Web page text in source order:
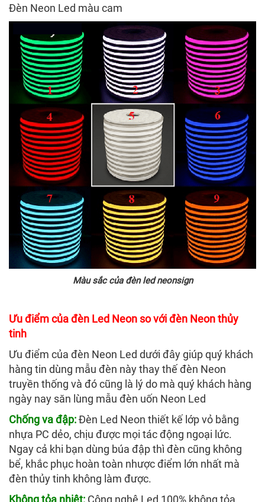
Đèn Neon Led màu cam
Màu sắc của đèn led neonsign
Ưu điểm của đèn Led Neon so với đèn Neon thủy
tinh
Ưu điểm của đèn Neon Led dưới đây giúp quý khách
hàng tin dùng mẫu đèn này thay thế đèn Neon
truyền thống và đó cũng là lý do mà quý khách hàng
ngày nay săn lùng mẫu đèn uốn Neon Led
Chống va đập:Đèn Led Neon thiết kế lớp vỏ bằng
nhựa PC dẻo, chịu được mọi tác động ngoại lức.
Ngay cả khi bạn dùng búa đập thì đèn cũng không
bể, khắc phục hoàn toàn nhược điểm lớn nhất mà
đèn thủy tinh không làm được.